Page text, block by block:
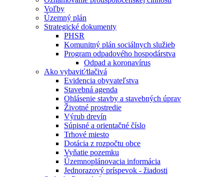
Voľby
Územný plán
Strategické dokumenty
PHSR
Komunitný plán sociálnych služieb
Program odpadového hospodárstva
Odpad a koronavírus
Ako vybaviť⁄tlačivá
Evidencia obyvateľstva
Stavebná agenda
Ohlásenie stavby a stavebných úprav
Životné prostredie
Výrub drevín
Súpisné a orientačné číslo
Trhové miesto
Dotácia z rozpočtu obce
Vyňatie pozemku
Územnoplánovacia informácia
Jednorazový príspevok - žiadosti